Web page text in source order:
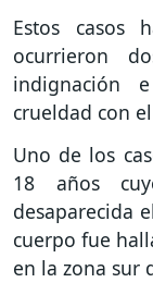
Estos casos
ocurrieron
indignación
crueldad con
Uno de los
18 años
desaparecida
cuerpo fue
en la zona sur